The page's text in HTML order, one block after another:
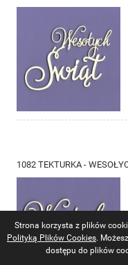
Strona korzysta z plików
Polityką Plików Cookies.
dostępu do plików
1082 TEKTURKA -